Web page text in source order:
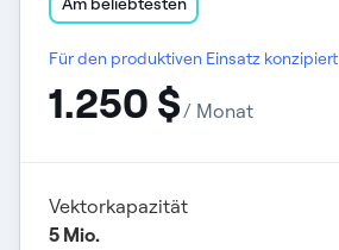
Für den produktiven Einsatz konzipiert
1.250 $/ Monat
Vektorkapazität
5 Mio.